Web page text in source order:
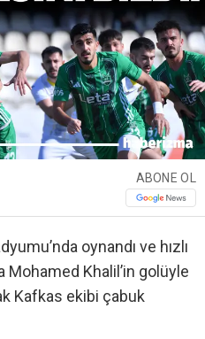
ABONE OL
oynandı ve hızlı
Mohamed Khalil’in golüyle
Kafkas ekibi çabuk